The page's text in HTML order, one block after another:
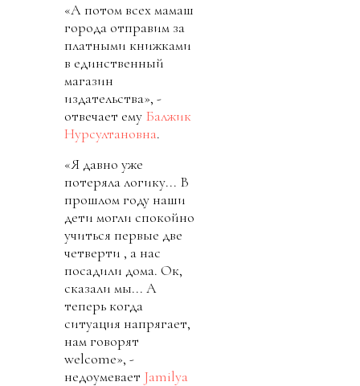
«А потом всех мамаш
города отправим за
платными книжками
в единственный
магазин
издательства», -
отвечает ему Балжик
Нурсултановна.
«Я давно уже
потеряла логику... В
прошлом году наши
дети могли спокойно
учиться первые две
четверти , а нас
посадили дома. Ок,
сказали мы... А
теперь когда
ситуация напрягает,
нам говорят
welcome», -
недоумевает Jamilya